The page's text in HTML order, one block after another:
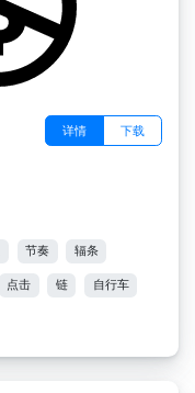
详情 下载
节奏 辐条
点击 链 自行车